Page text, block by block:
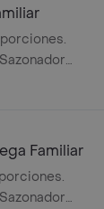
Familiar